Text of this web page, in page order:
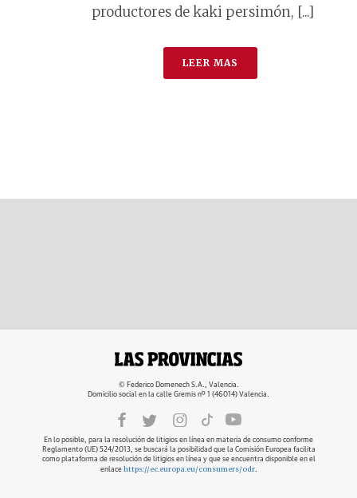
productores de kaki persimón, [...]
LEER MAS
© Federico Domenech S.A., Valencia.
Domicilio social en la calle Gremis nº 1 (46014) Valencia.
En lo posible, para la resolución de litigios en línea en materia de consumo conforme
Reglamento (UE) 524/2013, se buscará la posibilidad que la Comisión Europea facilita
como plataforma de resolución de litigios en línea y que se encuentra disponible en el
enlace https://ec.europa.eu/consumers/odr.